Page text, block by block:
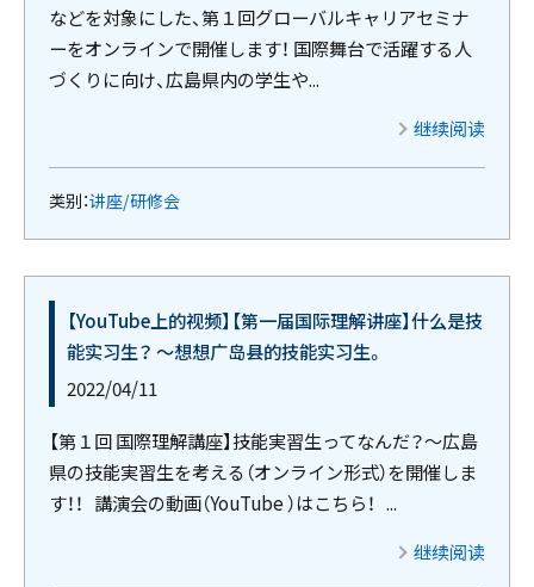
などを対象にした、第１回グローバルキャリアセミナ
ーをオンラインで開催します！ 国際舞台で活躍する人
づくりに向け、広島県内の学生や...
继续阅读
类别：讲座/研修会
【YouTube上的视频】【第一届国际理解讲座】什么是技
能实习生？ 〜想想广岛县的技能实习生。
2022/04/11
【第１回 国際理解講座】技能実習生ってなんだ？～広島
県の技能実習生を考える（オンライン形式）を開催しま
す！！ 講演会の動画（YouTube ）はこちら！ ...
继续阅读